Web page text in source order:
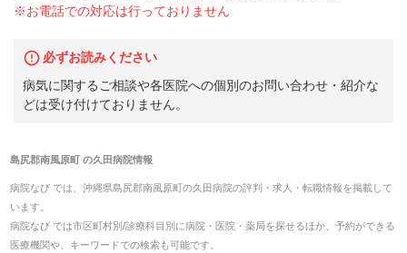
※お電話での対応は行っておりません
必ずお読みください
病気に関するご相談や各医院への個別のお問い合わせ・紹介な
どは受け付けておりません。
島尻郡南風原町の久田病院情報
病院なび では、 沖縄県島尻郡南風原町 の久田病院の評判・求人・転職情報を掲載して
います。
病院なび では市区町村別/診療科目別に病院・医院・薬局を探せるほか、予約ができる
医療機関や、キーワードでの検索も可能です。